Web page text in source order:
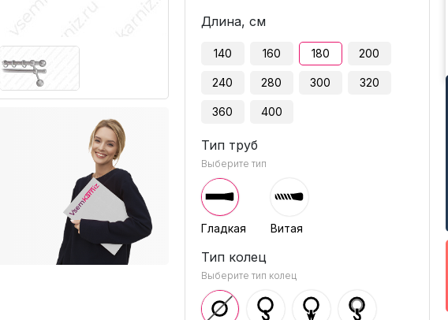
Длина, см
140 160 180 200
240 280 300 320
360 400
Тип труб
Выберите тип
Гладкая Витая
Тип колец
Выберите тип колец